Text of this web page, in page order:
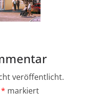
veröffentlicht.
* markiert